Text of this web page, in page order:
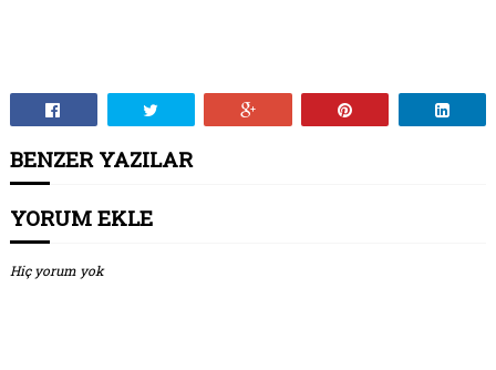
BENZER YAZILAR
YORUM EKLE
Hiç yorum yok